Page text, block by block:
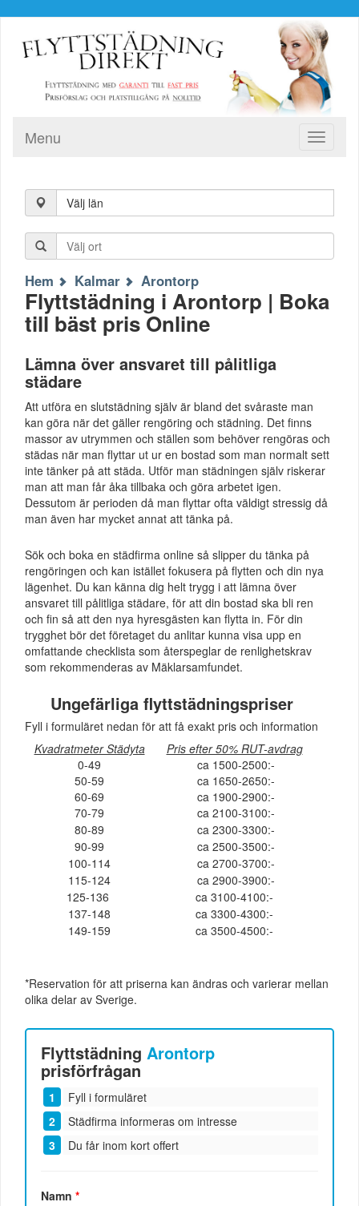
Toggle
Menu
Välj län
Hem Kalmar Arontorp
Flyttstädning i Arontorp | Boka
till bäst pris Online
Lämna över ansvaret till pålitliga
städare
Att utföra en slutstädning själv är bland det svåraste man
kan göra när det gäller rengöring och städning. Det finns
massor av utrymmen och ställen som behöver rengöras och
städas när man flyttar ut ur en bostad som man normalt sett
inte tänker på att städa. Utför man städningen själv riskerar
man att man får åka tillbaka och göra arbetet igen.
Dessutom är perioden då man flyttar ofta väldigt stressig då
man även har mycket annat att tänka på.
Sök och boka en städfirma online så slipper du tänka på
rengöringen och kan istället fokusera på flytten och din nya
lägenhet. Du kan känna dig helt trygg i att lämna över
ansvaret till pålitliga städare, för att din bostad ska bli ren
och fin så att den nya hyresgästen kan flytta in. För din
trygghet bör det företaget du anlitar kunna visa upp en
omfattande checklista som återspeglar de renlighetskrav
som rekommenderas av Mäklarsamfundet.
Ungefärliga flyttstädningspriser
Fyll i formuläret nedan för att få exakt pris och information
Kvadratmeter Städyta
Pris efter 50% RUT-avdrag
0-49
ca 1500-2500:-
50-59
ca 1650-2650:-
60-69
ca 1900-2900:-
70-79
ca 2100-3100:-
80-89
ca 2300-3300:-
90-99
ca 2500-3500:-
100-114
ca 2700-3700:-
115-124
ca 2900-3900:-
125-136
ca 3100-4100:-
137-148
ca 3300-4300:-
149-159
ca 3500-4500:-
*Reservation för att priserna kan ändras och varierar mellan
olika delar av Sverige.
Flyttstädning Arontorp
prisförfrågan
Fyll i formuläret
Städfirma informeras om intresse
Du får inom kort offert
Namn*